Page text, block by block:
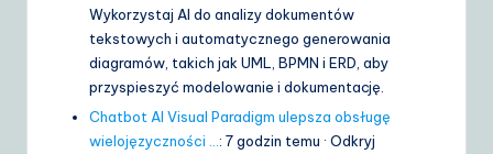
Wykorzystaj AI do analizy dokumentów
tekstowych i automatycznego generowania
diagramów, takich jak UML, BPMN i ERD, aby
przyspieszyć modelowanie i dokumentację.
Chatbot AI Visual Paradigm ulepsza obsługę
wielojęzyczności … : 7 godzin temu · Odkryj